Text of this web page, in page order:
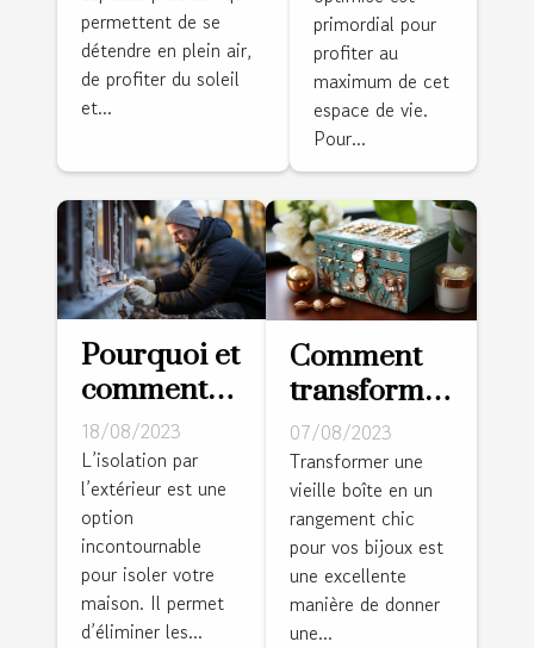
dans votre
jardin ?
permettent de se
détendre en plein air,
de profiter du soleil
et...
primordial pour
profiter au
maximum de cet
espace de vie.
Pour...
Pourquoi et
comment
isoler les
murs par
l’extérieur ?
18/08/2023
L’isolation par
l’extérieur est une
option
incontournable
pour isoler votre
maison. Il permet
d’éliminer les...
Comment
transformer
une vieille
boîte en un
rangement
chic pour
vos bijoux
07/08/2023
Transformer une
vieille boîte en un
rangement chic
pour vos bijoux est
une excellente
manière de donner
une...